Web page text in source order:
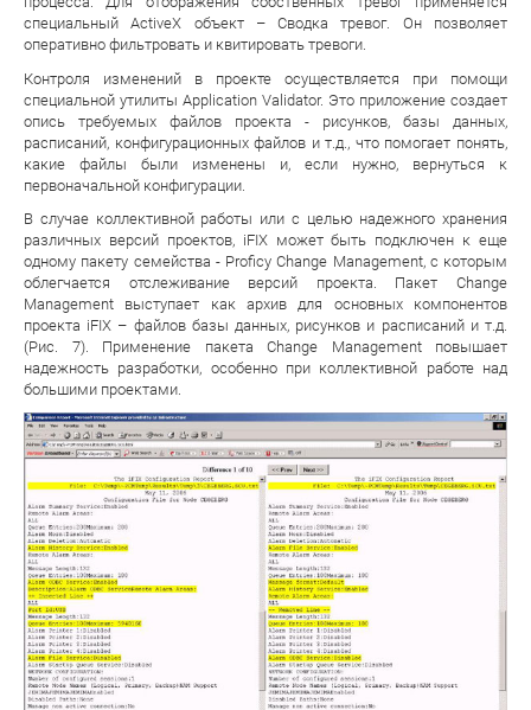
специальный ActiveX объект – Сводка тревог. Он позволяет
оперативно фильтровать и квитировать тревоги.
Контроля изменений в проекте осуществляется при помощи
специальной утилиты Application Validator. Это приложение создает
опись требуемых файлов проекта - рисунков, базы данных,
расписаний, конфигурационных файлов и т.д., что помогает понять,
какие файлы были изменены и, если нужно, вернуться к
первоначальной конфигурации.
В случае коллективной работы или с целью надежного хранения
различных версий проектов, iFIX может быть подключен к еще
одному пакету семейства - Proficy Change Management, с которым
облегчается отслеживание версий проекта. Пакет Change
Management выступает как архив для основных компонентов
проекта iFIX – файлов базы данных, рисунков и расписаний и т.д.
(Рис. 7). Применение пакета Change Management повышает
надежность разработки, особенно при коллективной работе над
большими проектами.